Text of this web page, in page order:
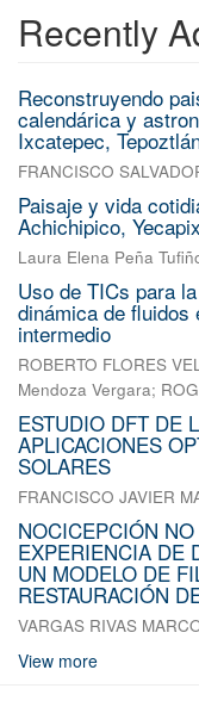
Recently
Reconstruyendo
calendárica y
Ixcatepec,
FRANCISCO
Paisaje y vida
Achichipico,
Laura Elena Peña
Uso de TICs para
dinámica de fluidos
intermedio
ROBERTO FLORES
Mendoza Vergara;
ESTUDIO DFT DE
APLICACIONES
SOLARES
FRANCISCO JAVIER
NOCICEPCIÓN
EXPERIENCIA DE
UN MODELO DE
RESTAURACIÓN
VARGAS RIVAS
View more